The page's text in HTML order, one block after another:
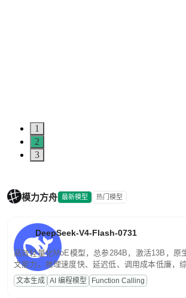
1
2
3
模力方舟 最新模型 热门模型
DeepSeek-V4-Flash-0731
高效轻量化MoE模型，总参284B，激活13B，原
文能力。推理速度快、延迟低、调用成本低廉，
高并发、轻量化任务，适合日常对话、内容创作
文案处理等普惠刚需场景。
文本生成 AI 编程模型 Function Calling